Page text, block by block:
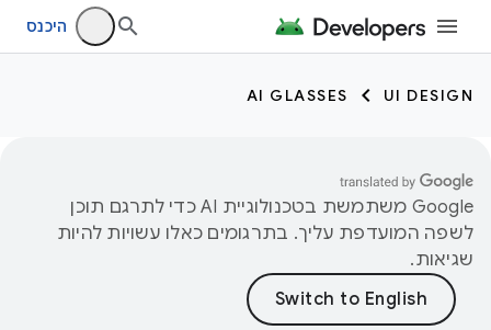
היכנס
UI DESIGN
AI GLASSES
‫Google משתמשת בטכנולוגיית AI כדי לתרגם תוכן
לשפה המועדפת עליך. בתרגומים כאלו עשויות להיות
שגיאות.